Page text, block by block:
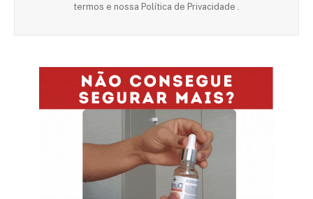
termos e nossa Política de Privacidade .